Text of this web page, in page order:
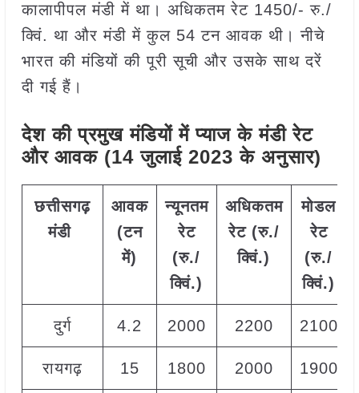
कालापीपल मंडी में था। अधिकतम रेट 1450/- रु./
क्विं. था और मंडी में कुल 54 टन आवक थी। नीचे
भारत की मंडियों की पूरी सूची और उसके साथ दरें
दी गई हैं।
देश की प्रमुख मंडियों में प्याज के मंडी रेट
और आवक (14 जुलाई 2023 के अनुसार)
छत्तीसगढ़
मंडी
आवक
(टन
में)
न्यूनतम
रेट
(रु./
क्विं.)
अधिकतम
रेट (रु./
क्विं.)
मोडल
रेट
(रु./
क्विं.)
दुर्ग 4.2 2000 2200 2100
रायगढ़ 15 1800 2000 1900